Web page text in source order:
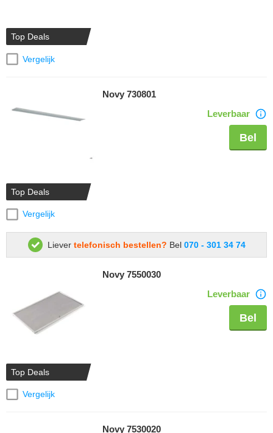
Top Deals
Vergelijk
Top Deals
Vergelijk
Novy 730801
Leverbaar
Bel
Liever telefonisch bestellen? Bel 070 - 301 34 74
Top Deals
Vergelijk
Novy 7550030
Leverbaar
Bel
Novy 7530020